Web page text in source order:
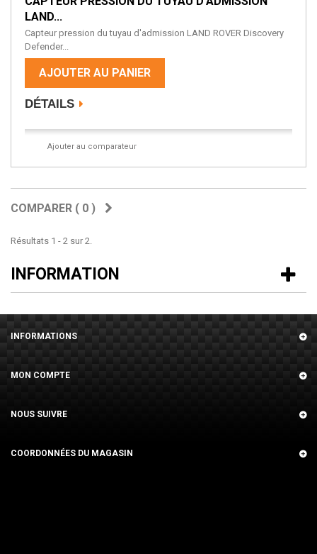
LAND...
Capteur pression du tuyau d'admission LAND ROVER Discovery
Defender...
AJOUTER AU PANIER
DÉTAILS
Ajouter au comparateur
COMPARER ( 0 )
Résultats 1 - 2 sur 2.
INFORMATION
INFORMATIONS
MON COMPTE
NOUS SUIVRE
COORDONNÉES DU MAGASIN